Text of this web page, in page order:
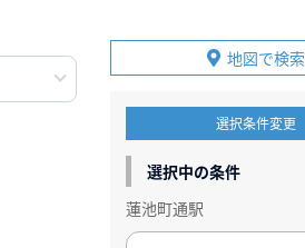
地図で検索
選択条件変更
選択中の条件
蓮池町通駅